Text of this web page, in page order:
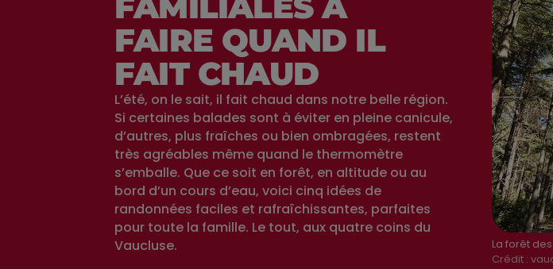
La forêt
Crédit :
FAIRE QUAND IL
FAIT CHAUD
L’été, on le sait, il fait chaud dans notre belle région.
Si certaines balades sont à éviter en pleine canicule,
d’autres, plus fraîches ou bien ombragées, restent
très agréables même quand le thermomètre
s’emballe. Que ce soit en forêt, en altitude ou au
bord d’un cours d’eau, voici cinq idées de
randonnées faciles et rafraîchissantes, parfaites
pour toute la famille. Le tout, aux quatre coins du
Vaucluse.